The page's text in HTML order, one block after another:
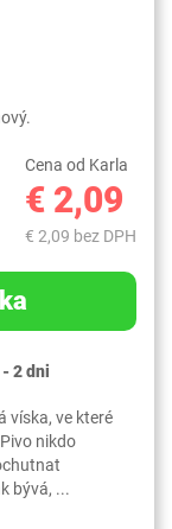
Cena od Karla
€ 2,09
€ 2,09 bez DPH
- 2 dni
víska, ve které
nikdo
bývá, ...